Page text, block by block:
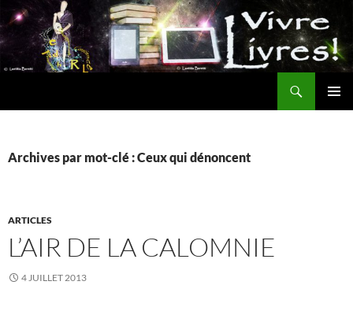
Aller
au
contenu
Archives par mot-clé : Ceux qui dénoncent
ARTICLES
L’AIR DE LA CALOMNIE
4 JUILLET 2013